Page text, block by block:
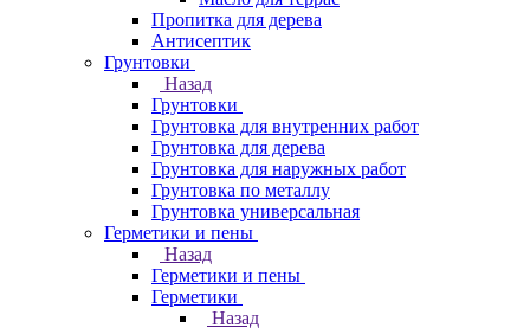
Пропитка для дерева
Антисептик
Грунтовки
Назад
Грунтовки
Грунтовка для внутренних работ
Грунтовка для дерева
Грунтовка для наружных работ
Грунтовка по металлу
Грунтовка универсальная
Герметики и пены
Назад
Герметики и пены
Герметики
Назад